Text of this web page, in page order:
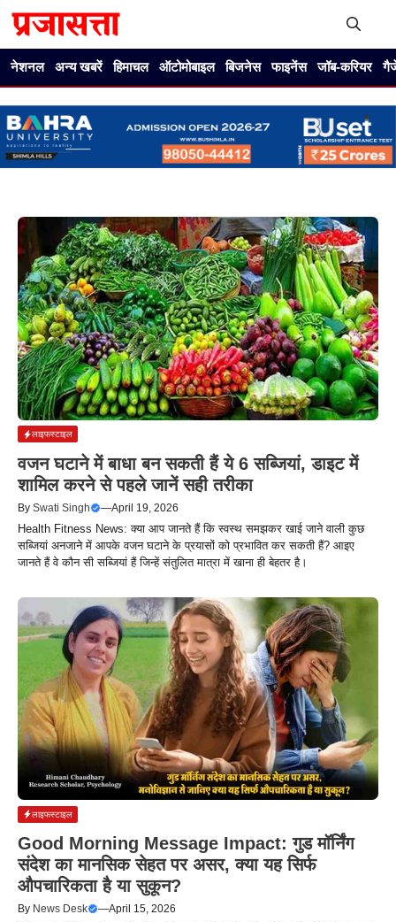
नेशनल अन्य खबरें हिमाचल ऑटोमोबाइल बिजनेस फाइनेंस जॉब-करियर
लाइफस्टाइल
वजन घटाने में बाधा बन सकती हैं ये 6 सब्जियां, डाइट में
शामिल करने से पहले जानें सही तरीका
By Swati Singh —April 19, 2026
Health Fitness News: क्या आप जानते हैं कि स्वस्थ समझकर खाई जाने वाली कुछ
सब्जियां अनजाने में आपके वजन घटाने के प्रयासों को प्रभावित कर सकती हैं? आइए
जानते हैं वे कौन सी सब्जियां हैं जिन्हें संतुलित मात्रा में खाना ही बेहतर है।
लाइफस्टाइल
Good Morning Message Impact: गुड मॉर्निंग
संदेश का मानसिक सेहत पर असर, क्या यह सिर्फ
औपचारिकता है या सुकून?
By News Desk —April 15, 2026